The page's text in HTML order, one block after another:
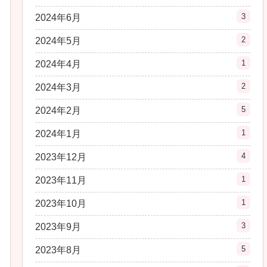
2024年6月 3
2024年5月 2
2024年4月 1
2024年3月 2
2024年2月 5
2024年1月 1
2023年12月 4
2023年11月 1
2023年10月 1
2023年9月 3
2023年8月 5